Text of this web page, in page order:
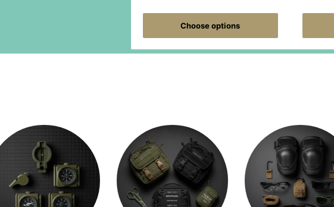
Choose options